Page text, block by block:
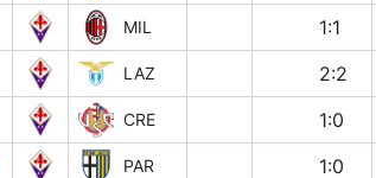
MIL 1:1
LAZ 2:2
CRE 1:0
PAR 1:0